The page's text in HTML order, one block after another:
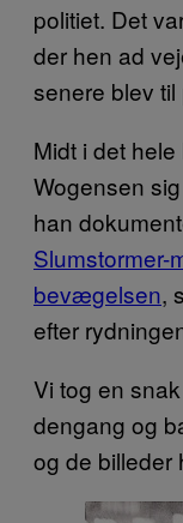
politiet. Det
der hen ad
senere blev
Midt i det
Wogensen
han
Slumstormer-
bevægelsen,
efter
Vi tog en
dengang og
og de billeder